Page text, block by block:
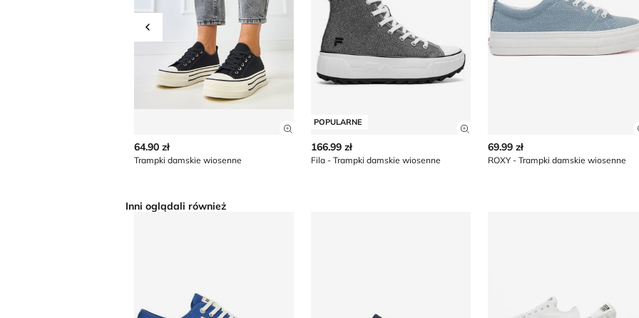
Przesuń w lewo
Zobacz szczegóły produktu
64.90 zł
Trampki damskie wiosenne
POPULARNE
Zobacz szczegóły produktu
166.99 zł
Fila - Trampki damskie wiosenne
69.99 zł
ROXY - Trampki damskie wiosenne
Inni oglądali również